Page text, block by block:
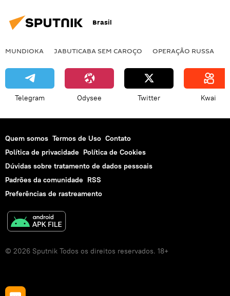
Brasil
MUNDIOKA JABUTICABA SEM CAROÇO OPERAÇÃO RUSSA
Telegram Odysee Twitter Kwai
Quem somos Termos de Uso Contato
Política de privacidade Política de Cookies
Dúvidas sobre tratamento de dados pessoais
Padrões da comunidade RSS
Preferências de rastreamento
© 2026 Sputnik Todos os direitos reservados. 18+